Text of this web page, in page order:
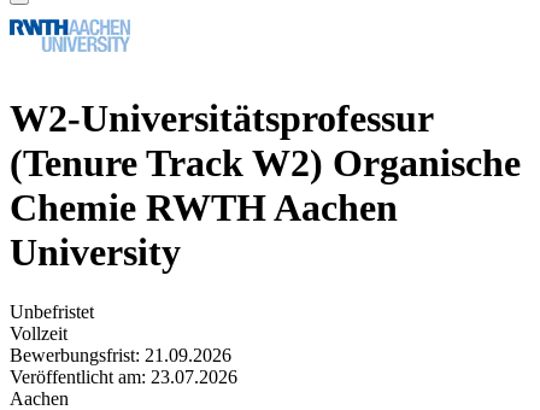
W2-Universitätsprofessur
(Tenure Track W2) Organische
Chemie RWTH Aachen
University
Unbefristet
Vollzeit
Bewerbungsfrist: 21.09.2026
Veröffentlicht am: 23.07.2026
Aachen